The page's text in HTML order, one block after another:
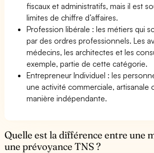
fiscaux et administratifs, mais il est
limites de chiffre d’affaires.
Profession libérale : les métiers qui
par des ordres professionnels. Les
médecins, les architectes et les
exemple, partie de cette catégorie.
Entrepreneur Individuel : les
une activité commerciale, artisanale
manière indépendante.
Quelle est la différence entre une
une prévoyance TNS ?